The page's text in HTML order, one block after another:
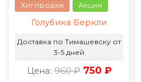
Хит продаж Акция
Голубика Беркли
Доставка по Тимашевску от
3-5 дней
Цена: 960 ₽ 750 ₽